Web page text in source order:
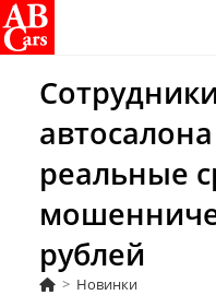
Перейти
к
реальные
рублей
> Новинки